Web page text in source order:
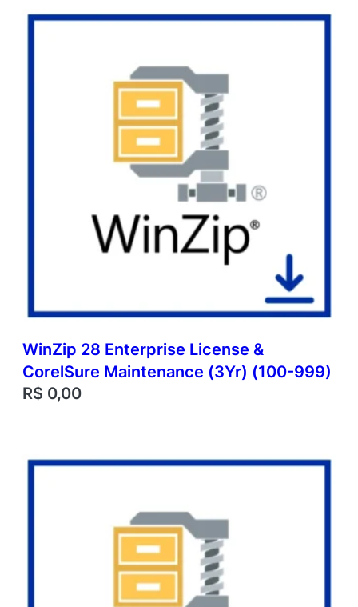
WinZip 28 Enterprise License &
CorelSure Maintenance (3Yr) (100-999)
R$ 0,00